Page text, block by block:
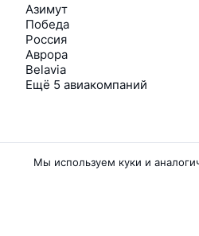
Азимут
Победа
Россия
Аврора
Belavia
Ещё 5 авиакомпаний
Мы используем куки и